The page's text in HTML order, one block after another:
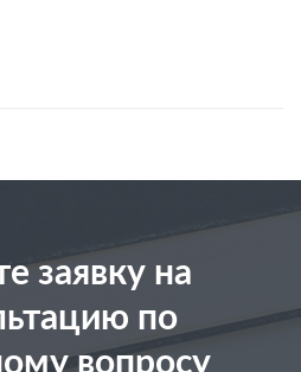
заявку на
по
вопросу